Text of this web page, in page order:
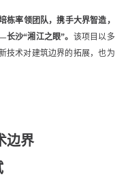
栋率领团队，携手大界智造，
沙“湘江之眼”。 该项目以多
技术对建筑边界的拓展，也为
边界